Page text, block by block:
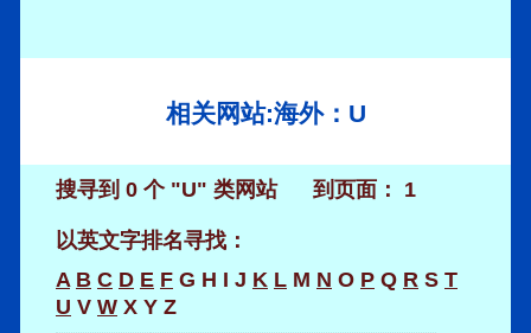
相关网站:海外：U
搜寻到 0 个 "U" 类网站 到页面： 1
以英文字排名寻找：
A B C D E F G H I J K L M N O P Q R S T
U V W X Y Z